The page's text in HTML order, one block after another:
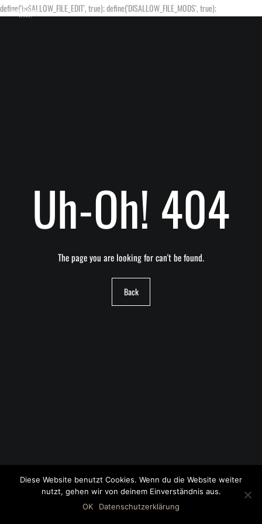
define('DISALLOW_FILE_EDIT', true); define('DISALLOW_FILE_MODS', true);
Uh-Oh! 404
The page you are looking for can't be found.
Back
©2018 MWB – MOTORWAGEN BERNAU GMBH
Diese Website benutzt Cookies. Wenn du die Website weiter
nutzt, gehen wir von deinem Einverständnis aus.
OK
Datenschutzerklärung